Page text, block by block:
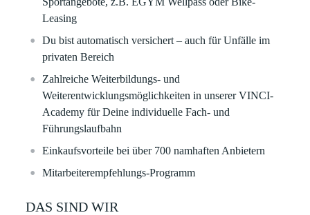
Leasing
Du bist automatisch versichert – auch für Unfälle im
privaten Bereich
Zahlreiche Weiterbildungs- und
Weiterentwicklungsmöglichkeiten in unserer VINCI-
Academy für Deine individuelle Fach- und
Führungslaufbahn​​
Einkaufsvorteile bei über 700 namhaften Anbietern​​
Mitarbeiterempfehlungs-Programm ​
DAS SIND WIR